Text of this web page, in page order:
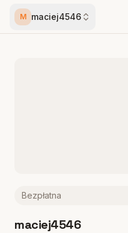
M maciej4546
Bezpłatna
maciej4546